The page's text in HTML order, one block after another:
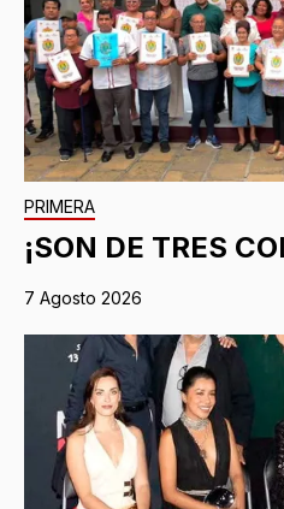
PRIMERA
¡SON DE TRES
7 Agosto 2026